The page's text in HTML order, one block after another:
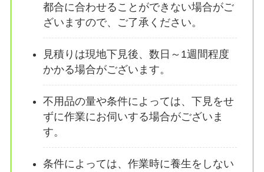
都合に合わせることができない場合がご
ざいますので、ご了承ください。
見積りは現地下見後、数日～1週間程度
かかる場合がございます。
不用品の量や条件によっては、下見をせ
ずに作業にお伺いする場合がございま
す。
条件によっては、作業時に養生をしない